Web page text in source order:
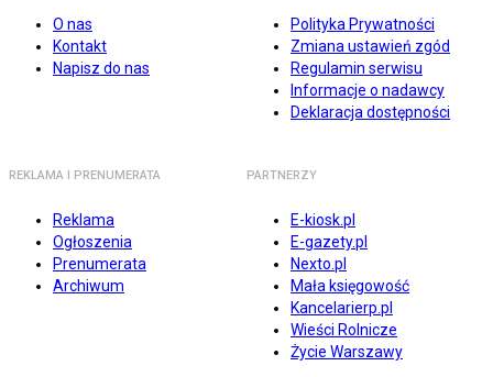
O nas
Kontakt
Napisz do nas
Polityka Prywatności
Zmiana ustawień zgód
Regulamin serwisu
Informacje o nadawcy
Deklaracja dostępności
REKLAMA I PRENUMERATA
Reklama
Ogłoszenia
Prenumerata
Archiwum
PARTNERZY
E-kiosk.pl
E-gazety.pl
Nexto.pl
Mała księgowość
Kancelarierp.pl
Wieści Rolnicze
Życie Warszawy